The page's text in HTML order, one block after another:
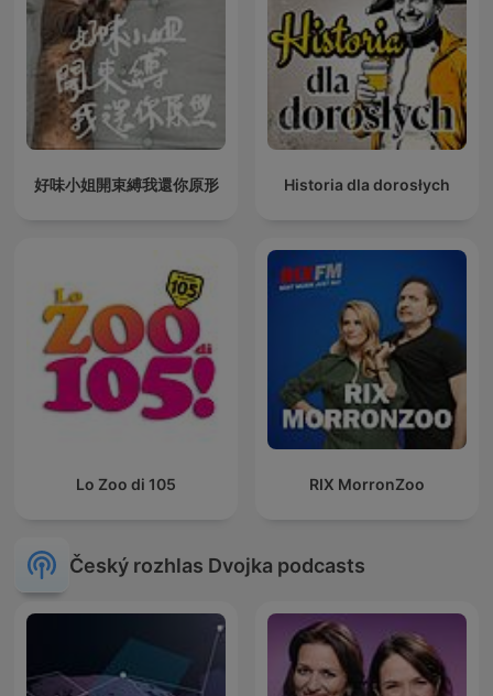
好味小姐開束縛我還你原形 Historia dla dorosłych
Lo Zoo di 105 RIX MorronZoo
Český rozhlas Dvojka podcasts